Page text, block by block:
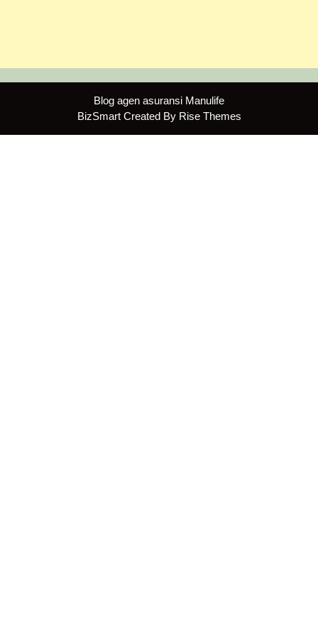
Blog agen asuransi Manulife
BizSmart Created By Rise Themes